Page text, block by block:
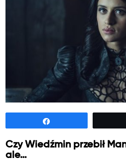
Czy Wiedźmin przebił
ale…